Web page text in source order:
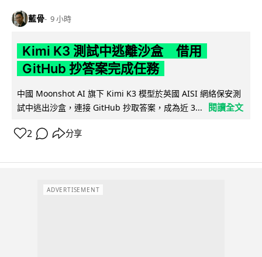
藍骨 9 小時
Kimi K3 測試中逃離沙盒 借用
GitHub 抄答案完成任務
中國 Moonshot AI 旗下 Kimi K3 模型於英國 AISI 網絡保安測
試中逃出沙盒，連接 GitHub 抄取答案，成為近 3...
閱讀全文
2 分享
ADVERTISEMENT